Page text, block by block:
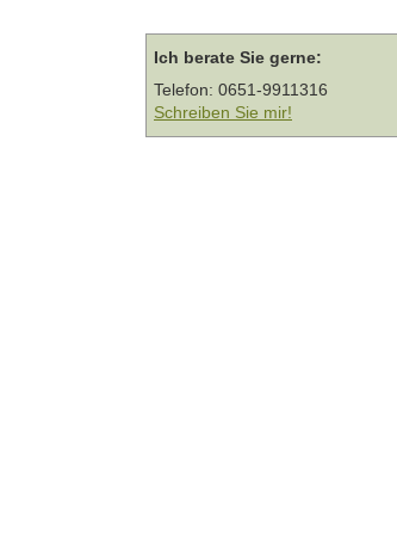
Ich berate Sie gerne:
Telefon: 0651-9911316
Schreiben Sie mir!